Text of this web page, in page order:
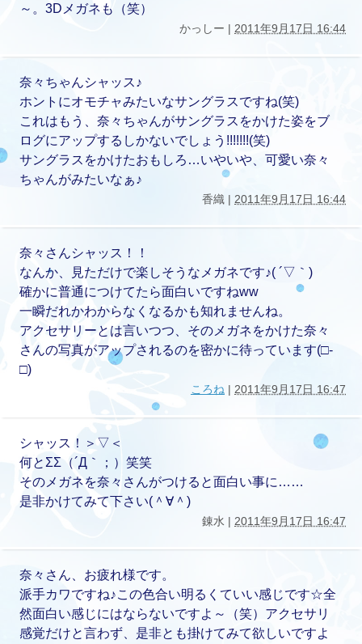
～。3Dメガネも（笑）
かっしー | 2011年9月17日 16:44
奈々ちゃんシャッス♪
ホントにオモチャみたいなサングラスですね(笑)
これはもう、奈々ちゃんがサングラスをかけた姿をブ
ログにアップするしかないでしょう!!!!!!!(笑)
サングラスをかけたおもしろ…いやいや、可愛い奈々
ちゃんがみたいなぁ♪
香織 | 2011年9月17日 16:44
奈々さんシャッス！！
なんか、見ただけで楽しそうなメガネです♪( ´▽｀)
確かに普通につけてたら面白いですねww
一瞬だれかわからなくなるかも知れませんね。
アクセサリーとは言いつつ、そのメガネをかけた奈々
さんの写真がアップされるのを密かに待っています(□-
□)
ころね | 2011年9月17日 16:47
シャッス！＞▽＜
何とΣΣ（´Д｀；）笑笑
そのメガネを奈々さんがつけると面白い事に……
是非かけてみて下さい(＾∀＾)
錬水 | 2011年9月17日 16:47
奈々さん、お疲れ様です。
派手カワですね♪この色合い明るくていい感じです☆全
然面白い感じにはならないですよ～（笑）アクセサリ
感覚だけと言わず、是非とも掛けてみて欲しいですよ